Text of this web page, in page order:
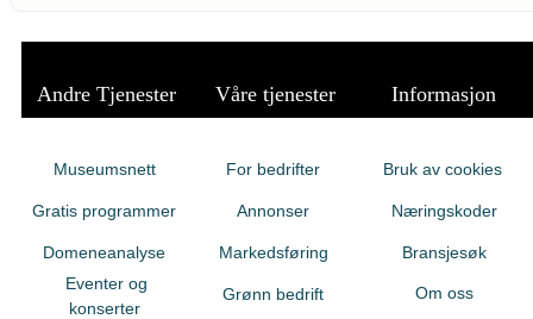
Andre Tjenester Våre tjenester Informasjon
Museumsnett
Gratis programmer
Domeneanalyse
Eventer og
konserter
For bedrifter
Annonser
Markedsføring
Grønn bedrift
Bruk av cookies
Næringskoder
Bransjesøk
Om oss